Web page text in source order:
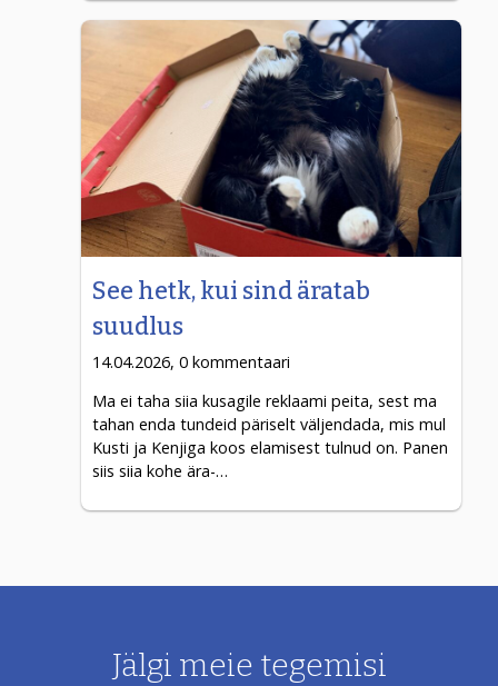
See hetk, kui sind äratab
suudlus
14.04.2026, 0 kommentaari
Ma ei taha siia kusagile reklaami peita, sest ma
tahan enda tundeid päriselt väljendada, mis mul
Kusti ja Kenjiga koos elamisest tulnud on. Panen
siis siia kohe ära-…
Jälgi meie tegemisi